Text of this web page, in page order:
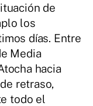
de
los
días. Entre
Media
hacia
retraso,
todo el